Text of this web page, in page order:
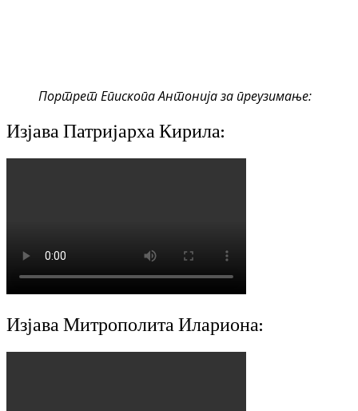
Портрет Епископа Антонија за преузимање:
Изјава Патријарха Кирила:
Изјава Митрополита Илариона: